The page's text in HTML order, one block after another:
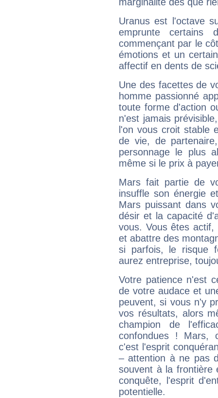
Uranus est l'octave
emprunte
commençant par le
émotions et un
affectif en dents de
Une des facettes de
homme passionné
toute forme d'action
n'est jamais
l'on vous croit stable
de vie, de
personnage le plus
même si le prix à
Mars fait partie de
insuffle son énergie
Mars puissant dans
désir et la capacité
vous. Vous êtes
et abattre des
si parfois, le risque
aurez entreprise,
Votre patience n'est
de votre audace et
peuvent, si vous n'y
vos résultats, alors
champion de
confondues ! Mars,
c'est l'esprit
– attention à ne pas
souvent à la frontière
conquête, l'esprit
potentielle.